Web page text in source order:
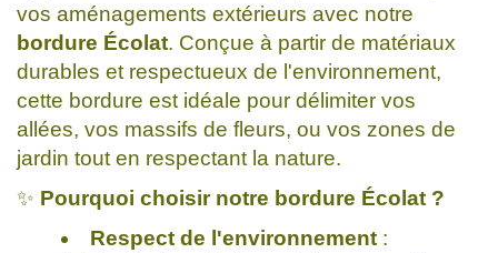
vos aménagements extérieurs avec notre
bordure Écolat. Conçue à partir de matériaux
durables et respectueux de l'environnement,
cette bordure est idéale pour délimiter vos
allées, vos massifs de fleurs, ou vos zones de
jardin tout en respectant la nature.
✨ Pourquoi choisir notre bordure Écolat ?
Respect de l'environnement: